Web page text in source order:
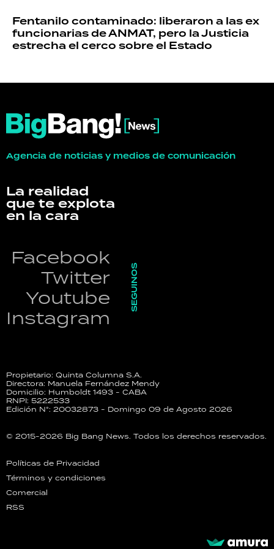
Fentanilo contaminado: liberaron a las ex
funcionarias de ANMAT, pero la Justicia
estrecha el cerco sobre el Estado
Agencia de noticias y medios de comunicación
La realidad
que te explota
en la cara
Facebook
Twitter
Youtube
Instagram
SEGUINOS
Propietario: Quinta Columna S.A.
Directora: Manuela Fernández Mendy
Domicilio: Humboldt 1493 - CABA
RNPI: 5222533
Edición N°: 20032873 - Domingo 09 de Agosto 2026
© 2015-2026 Big Bang News. Todos los derechos reservados.
Políticas de Privacidad
Términos y condiciones
Comercial
RSS